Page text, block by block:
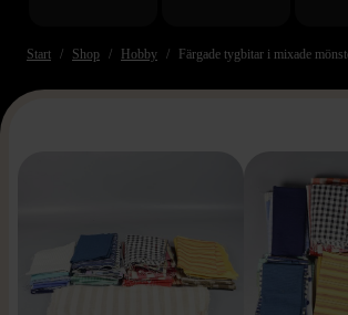
Start Shop Hobby Färgade tygbitar i mixade